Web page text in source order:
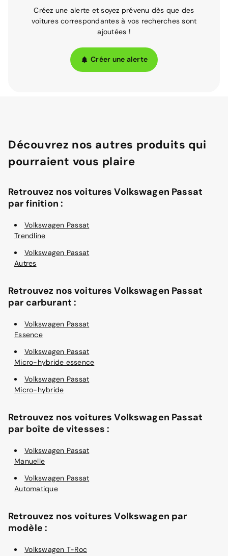
Créez une alerte et soyez prévenu dès que des
voitures correspondantes à vos recherches sont
ajoutées !
Créer une alerte
Découvrez nos autres produits qui
pourraient vous plaire
Retrouvez nos voitures Volkswagen Passat
par finition :
Volkswagen Passat
Trendline
Volkswagen Passat
Autres
Retrouvez nos voitures Volkswagen Passat
par carburant :
Volkswagen Passat
Essence
Volkswagen Passat
Micro-hybride essence
Volkswagen Passat
Micro-hybride
Retrouvez nos voitures Volkswagen Passat
par boîte de vitesses :
Volkswagen Passat
Manuelle
Volkswagen Passat
Automatique
Retrouvez nos voitures Volkswagen par
modèle :
Volkswagen T-Roc